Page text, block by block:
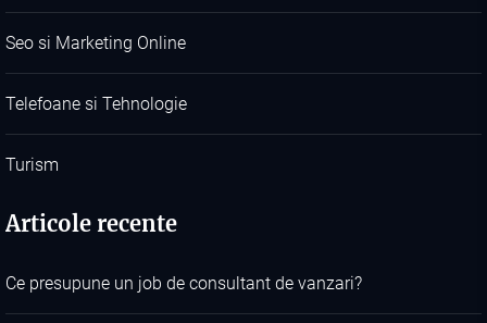
Seo si Marketing Online
Telefoane si Tehnologie
Turism
Articole recente
Ce presupune un job de consultant de vanzari?